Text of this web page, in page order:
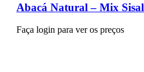
Abacá Natural – Mix Sisal
Faça login para ver os preços